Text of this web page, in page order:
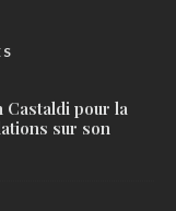
Castaldi pour la
sur son